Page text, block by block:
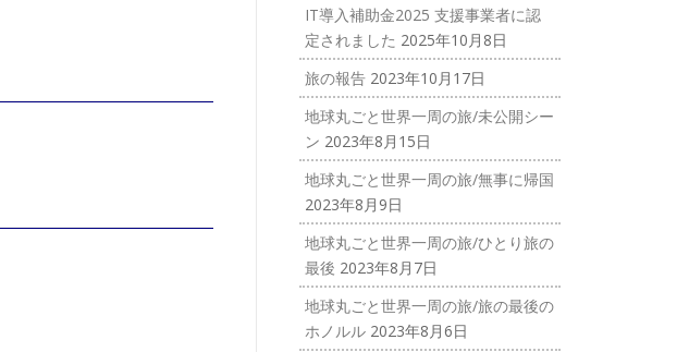
IT導入補助金2025 支援事業者に認
定されました 2025年10月8日
旅の報告 2023年10月17日
地球丸ごと世界一周の旅/未公開シー
ン 2023年8月15日
地球丸ごと世界一周の旅/無事に帰国
2023年8月9日
地球丸ごと世界一周の旅/ひとり旅の
最後 2023年8月7日
地球丸ごと世界一周の旅/旅の最後の
ホノルル 2023年8月6日